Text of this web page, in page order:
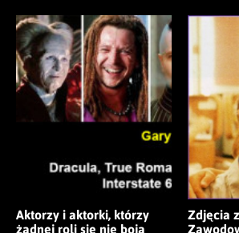
Aktorzy i aktorki, którzy
żadnej roli się nie boją
Zdjęcia